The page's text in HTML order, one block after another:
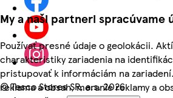
My a naši partneri spracúvame
Používať presné údaje o geolokácii.
charakteristiky zariadenia na
pristupovať k informáciám na
reklama a obsah, meranie reklamy a
©Tesco Stores SR, a.s. 2026